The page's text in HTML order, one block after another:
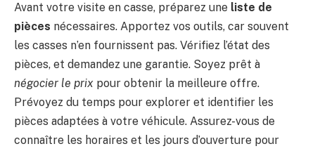
Avant votre visite en casse, préparez une liste de
pièces nécessaires. Apportez vos outils, car souvent
les casses n’en fournissent pas. Vérifiez l’état des
pièces, et demandez une garantie. Soyez prêt à
négocier le prix pour obtenir la meilleure offre.
Prévoyez du temps pour explorer et identifier les
pièces adaptées à votre véhicule. Assurez-vous de
connaître les horaires et les jours d’ouverture pour